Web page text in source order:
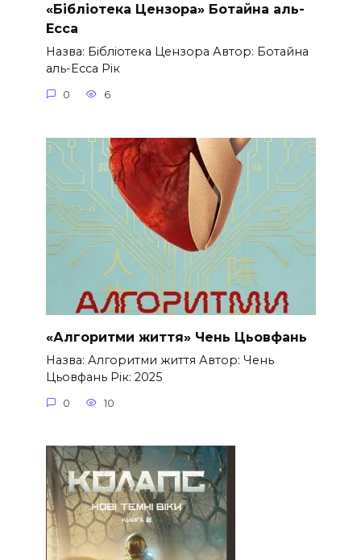
«Бібліотека Цензора» Ботайна аль-
Есса
Назва: Бібліотека Цензора Автор: Ботайна
аль-Есса Рік
0 6
«Алгоритми життя» Чень Цьовфань
Назва: Алгоритми життя Автор: Чень
Цьовфань Рік: 2025
0 10